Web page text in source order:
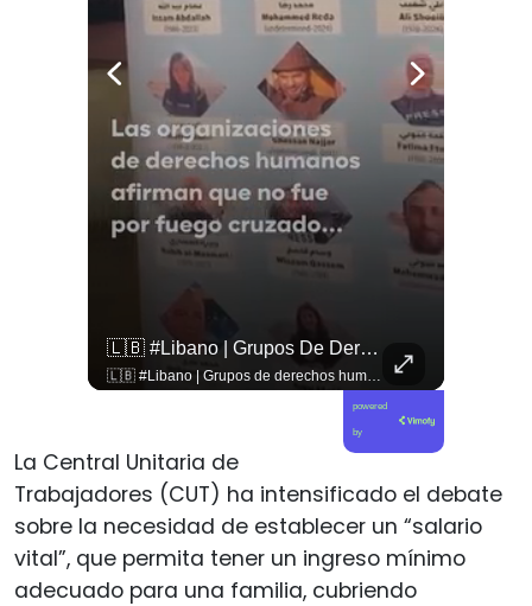
🇱🇧 #Libano | Grupos De Derechos Humanos Presentan Pruebas Sobre El Asesinato De La Periodista Libanesa Amal Khalil, Asesinada Por Israel.
🇱🇧 #Libano | Grupos de derechos humanos presentan pruebas sobre el asesinato de la periodista libanesa Amal Khalil, asesinada por Israel.
powered
by
La Central Unitaria de
Trabajadores (CUT) ha intensificado el debate
sobre la necesidad de establecer un “salario
vital”, que permita tener un ingreso mínimo
adecuado para una familia, cubriendo